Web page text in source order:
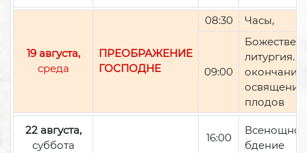
19 августа,
среда
ПРЕОБРАЖЕНИЕ
ГОСПОДНЕ
08:30 Часы,
09:00
литургия.
окончании
освящение
плодов
22 августа,
суббота
16:00
Всенощное
бдение